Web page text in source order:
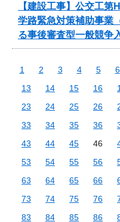
【建設工事】公交工
学路緊急対策補助事業
る事後審査型一般競争
1 2 3 4 5 6
13
14 15 16
23
24 25 26
33
34 35 36
43
44 45 46
53
54 55 56
63
64 65 66
73
74 75 76
83
84 85 86